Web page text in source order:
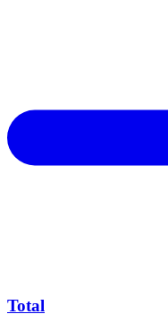
Total